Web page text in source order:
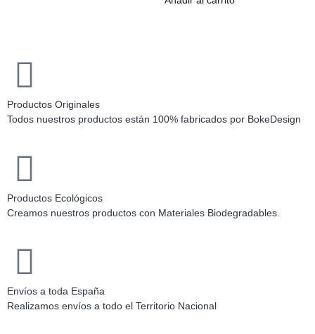
Productos Originales
Todos nuestros productos están 100% fabricados por BokeDesign
Productos Ecológicos
Creamos nuestros productos con Materiales Biodegradables.
Envíos a toda España
Realizamos envíos a todo el Territorio Nacional